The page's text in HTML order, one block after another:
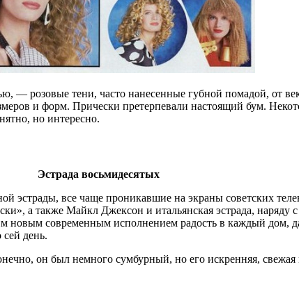
— розовые тени, часто нанесенные губной помадой, от
и форм. Прически претерпевали настоящий бум.
но интересно.
Эстрада восьмидесятых
эстрады, все чаще проникавшие на экраны советских
а также Майкл Джексон и итальянская эстрада,
современным исполнением радость в каждый дом,
сей день.
он был немного сумбурный, но его искренняя,